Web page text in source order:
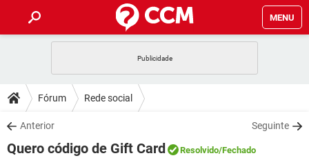
MENU
CELULAR
OUTLOOK
INSTAGRAM GMAIL
DICAS
JOGOS
DOWNLOADS
JOGOS WHATSAPP
FÓRUM
Fórum Rede social
Anterior Seguinte
Quero código de Gift Card Resolvido/Fechado